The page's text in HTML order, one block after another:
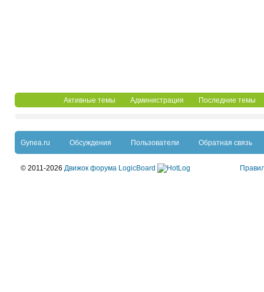
Активные темы Администрация Последние темы
Gynea.ru Обсуждения Пользователи Обратная связь
© 2011-2026 Движок форума LogicBoard